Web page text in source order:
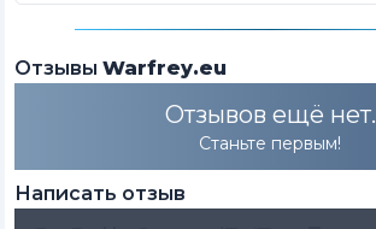
Отзывы Warfrey.eu
Отзывов ещё нет.
Станьте первым!
Написать отзыв